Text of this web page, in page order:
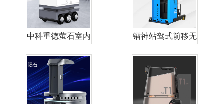
中科重德萤石室内
镭神站驾式前移无